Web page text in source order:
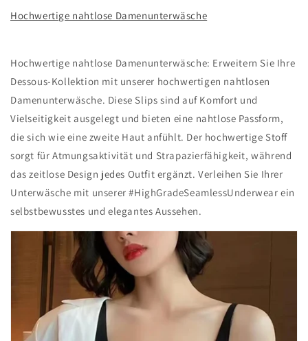
Hochwertige nahtlose Damenunterwäsche
Hochwertige nahtlose Damenunterwäsche: Erweitern Sie Ihre
Dessous-Kollektion mit unserer hochwertigen nahtlosen
Damenunterwäsche. Diese Slips sind auf Komfort und
Vielseitigkeit ausgelegt und bieten eine nahtlose Passform,
die sich wie eine zweite Haut anfühlt. Der hochwertige Stoff
sorgt für Atmungsaktivität und Strapazierfähigkeit, während
das zeitlose Design jedes Outfit ergänzt. Verleihen Sie Ihrer
Unterwäsche mit unserer #HighGradeSeamlessUnderwear ein
selbstbewusstes und elegantes Aussehen.